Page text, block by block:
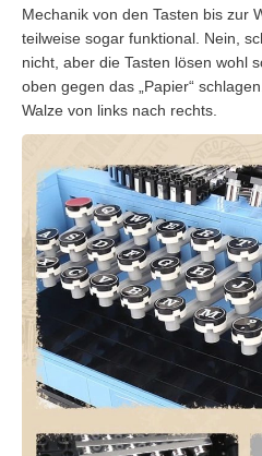
Mechanik von den Tasten bis zur
teilweise sogar funktional. Nein,
nicht, aber die Tasten lösen wohl
oben gegen das „Papier“
Walze von links nach rechts.